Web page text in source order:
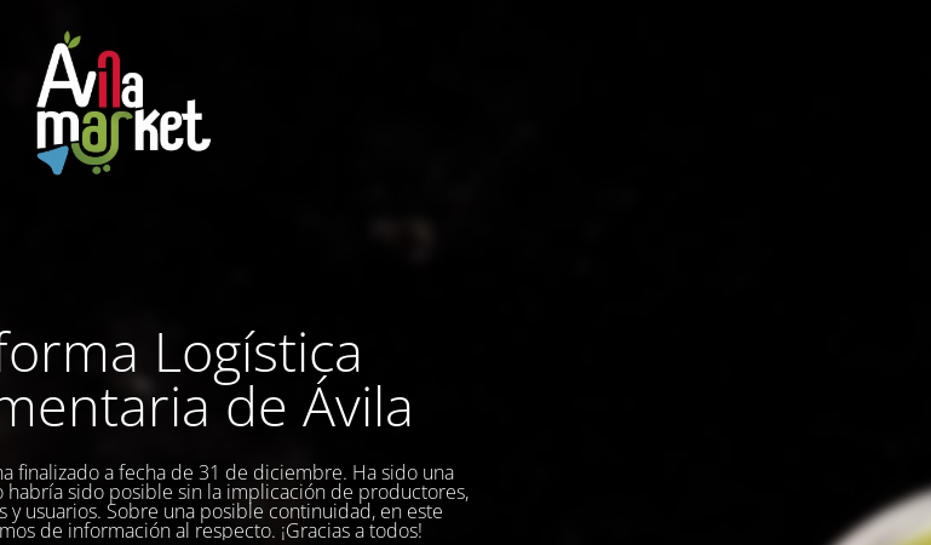
Logística
de Ávila
finalizado a fecha de 31 de diciembre. Ha sido una
habría sido posible sin la implicación de productores,
y usuarios. Sobre una posible continuidad, en este
de información al respecto. ¡Gracias a todos!